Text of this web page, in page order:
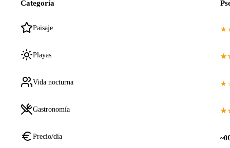
Categoría
Paisaje
Playas
Vida nocturna
Gastronomía
Precio/día